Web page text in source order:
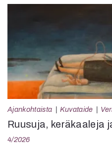
Ajankohtaista Kuvataide
Ruusuja, keräkaaleja
4/2026